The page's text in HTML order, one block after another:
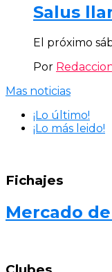
Salus
El próximo
Por
Mas noticias
¡Lo último!
¡Lo más leido!
Fichajes
Mercado